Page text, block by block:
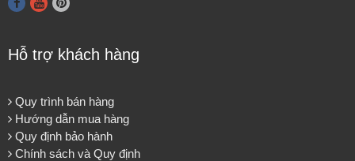
Hỗ trợ khách hàng
Quy trình bán hàng
Hướng dẫn mua hàng
Quy định bảo hành
Chính sách và Quy định